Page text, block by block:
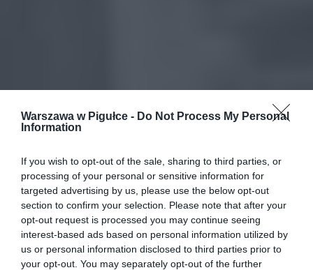
Warszawa w Pigułce - Do Not Process My Personal
Information
If you wish to opt-out of the sale, sharing to third parties, or
processing of your personal or sensitive information for
targeted advertising by us, please use the below opt-out
section to confirm your selection. Please note that after your
opt-out request is processed you may continue seeing
interest-based ads based on personal information utilized by
us or personal information disclosed to third parties prior to
your opt-out. You may separately opt-out of the further